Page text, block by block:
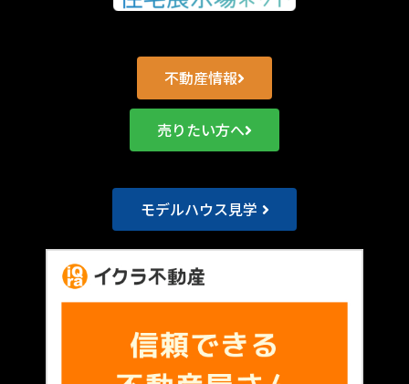
不動産情報
売りたい方へ
モデルハウス見学